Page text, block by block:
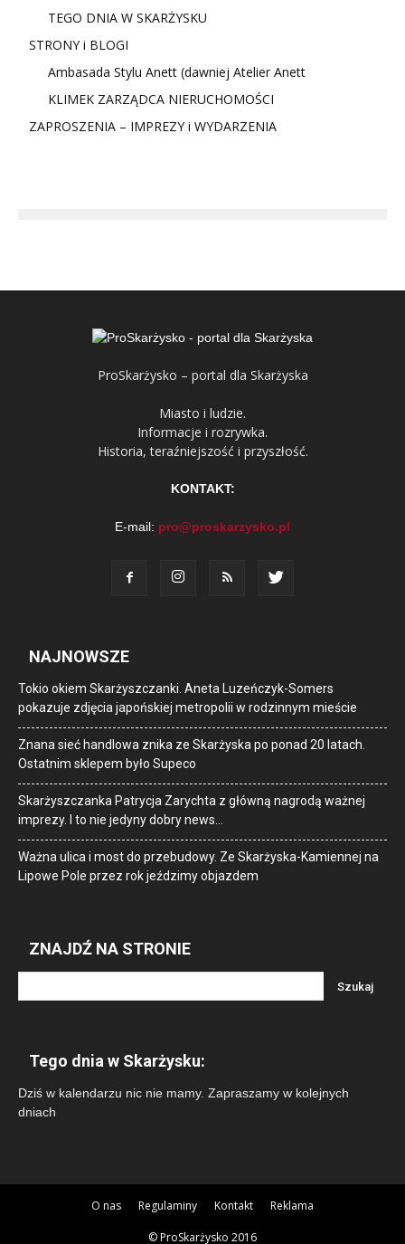
TEGO DNIA W SKARŻYSKU
STRONY i BLOGI
Ambasada Stylu Anett (dawniej Atelier Anett
KLIMEK ZARZĄDCA NIERUCHOMOŚCI
ZAPROSZENIA – IMPREZY i WYDARZENIA
ProSkarżysko – portal dla Skarżyska
Miasto i ludzie.
Informacje i rozrywka.
Historia, teraźniejszość i przyszłość.
KONTAKT:
E-mail: pro@proskarzysko.pl
NAJNOWSZE
Tokio okiem Skarżyszczanki. Aneta Luzeńczyk-Somers
pokazuje zdjęcia japońskiej metropolii w rodzinnym mieście
Znana sieć handlowa znika ze Skarżyska po ponad 20 latach.
Ostatnim sklepem było Supeco
Skarżyszczanka Patrycja Zarychta z główną nagrodą ważnej
imprezy. I to nie jedyny dobry news…
Ważna ulica i most do przebudowy. Ze Skarżyska-Kamiennej na
Lipowe Pole przez rok jeździmy objazdem
ZNAJDŹ NA STRONIE
Tego dnia w Skarżysku:
Dziś w kalendarzu nic nie mamy. Zapraszamy w kolejnych
dniach
O nas Regulaminy Kontakt Reklama
© ProSkarżysko 2016